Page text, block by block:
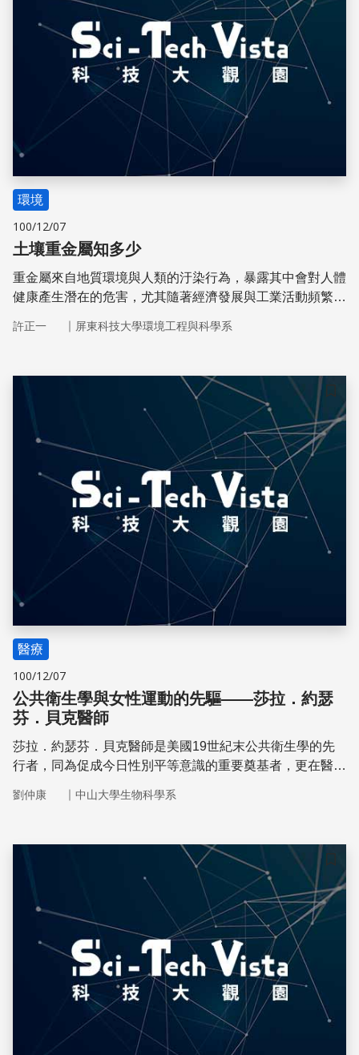
環境
100/12/07
土壤重金屬知多少
重金屬來自地質環境與人類的汙染行為，暴露其中會對人體
健康產生潛在的危害，尤其隨著經濟發展與工業活動頻繁，
免的重要環境議題。
許正一 ｜ 屏東科技大學環境工程與科學系
儲存
醫療
100/12/07
公共衛生學與女性運動的先驅——莎拉．約瑟
芬．貝克醫師
莎拉．約瑟芬．貝克醫師是美國19世紀末公共衛生學的先
行者，同為促成今日性別平等意識的重要奠基者，更在醫學
依舊是全球社會的重要課題，貝克醫師在這三方面的倡議與
劉仲康 ｜ 中山大學生物科學系
儲存